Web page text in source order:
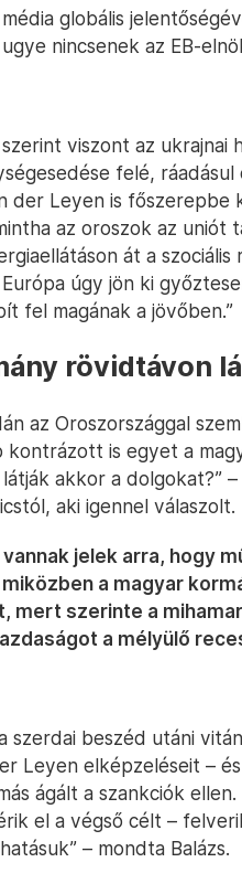
globális
nincsenek az EB-
viszont az ukrajnai
felé, ráadásul
der Leyen is főszerepbe
az oroszok az uniót
át a
úgy jön ki
fel magának a jövőben.”
rövidtávon
az Oroszországgal
kontrázott is egyet a
akkor a dolgokat?”
aki igennel válaszolt.
jelek arra, hogy
a magyar
mert szerinte a
a mélyülő
szerdai beszéd utáni
Leyen elképzeléseit –
ágált a szankciók
el a végső célt –
– mondta Balázs.